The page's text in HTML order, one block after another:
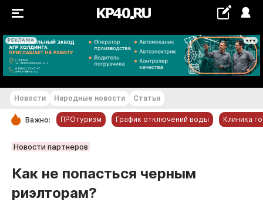
РЕКЛАМА
+21...+22 °С
РУБРИКИ
Статьи
Новости Народные новости Статьи
Важно: ПРОтуризм График отключений воды Клиника
Новости партнеров
Как не попасться черным
риэлторам?